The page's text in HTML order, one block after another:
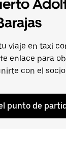
viaje en taxi
enlace para
con el
punto de